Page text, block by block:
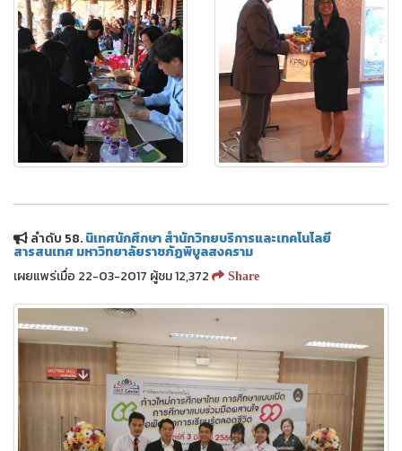
ลำดับ 58.นิเทศนักศึกษา สำนักวิทยบริการและเทคโนโลยี
สารสนเทศ มหาวิทยาลัยราชภัฏพิบูลสงคราม
เผยแพร่เมื่อ 22-03-2017 ผู้ชม 12,372
Share